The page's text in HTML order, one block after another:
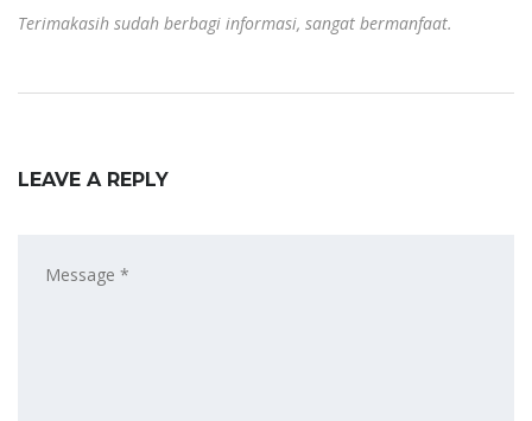
Terimakasih sudah berbagi informasi, sangat bermanfaat.
LEAVE A REPLY